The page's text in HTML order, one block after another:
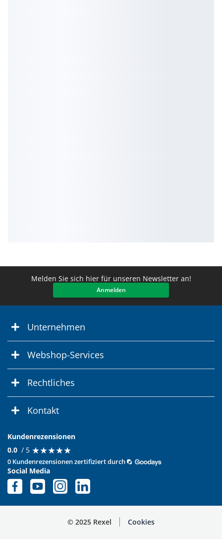
Melden Sie sich hier für unseren Newsletter an!
Anmelden
Unternehmen
Webshop-Services
Rechtliches
Kontakt
Kundenrezensionen
0.0 / 5 ★★★★★
★★★★★
0 Kundenrezensionen zertifiziert durch
Social Media
© 2025 Rexel Cookies